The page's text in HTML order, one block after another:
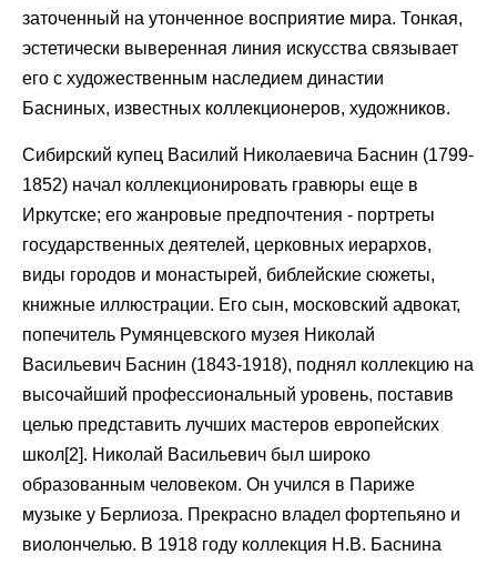
заточенный на утонченное восприятие мира. Тонкая,
эстетически выверенная линия искусства связывает
его с художественным наследием династии
Басниных, известных коллекционеров, художников.
Сибирский купец Василий Николаевича Баснин (1799-
1852) начал коллекционировать гравюры еще в
Иркутске; его жанровые предпочтения - портреты
государственных деятелей, церковных иерархов,
виды городов и монастырей, библейские сюжеты,
книжные иллюстрации. Его сын, московский адвокат,
попечитель Румянцевского музея Николай
Васильевич Баснин (1843-1918), поднял коллекцию на
высочайший профессиональный уровень, поставив
целью представить лучших мастеров европейских
школ[2]. Николай Васильевич был широко
образованным человеком. Он учился в Париже
музыке у Берлиоза. Прекрасно владел фортепьяно и
виолончелью. В 1918 году коллекция Н.В. Баснина